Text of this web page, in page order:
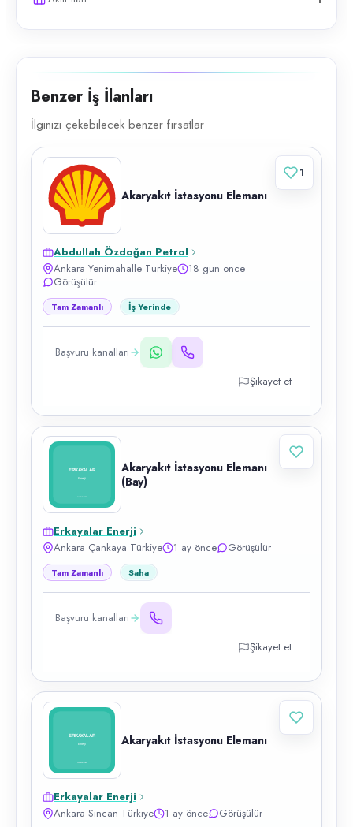
Benzer İş İlanları
İlginizi çekebilecek benzer fırsatlar
Akaryakıt İstasyonu Elemanı
Abdullah Özdoğan Petrol
Ankara Yenimahalle Türkiye
18 gün önce
Görüşülür
Tam Zamanlı İş Yerinde
Başvuru kanalları
Şikayet et
1
Akaryakıt İstasyonu Elemanı
(Bay)
Erkayalar Enerji
Ankara Çankaya Türkiye
1 ay önce Görüşülür
Tam Zamanlı Saha
Başvuru kanalları
Şikayet et
Akaryakıt İstasyonu Elemanı
Erkayalar Enerji
Ankara Sincan Türkiye
1 ay önce Görüşülür